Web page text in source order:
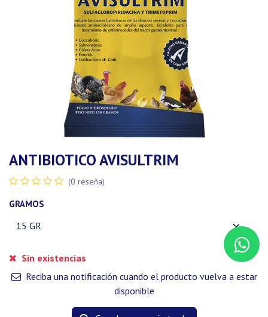
ANTIBIOTICO AVISULTRIM
(0 reseña)
GRAMOS
Sin existencias
Reciba una notificación cuando el producto vuelva a estar
disponible